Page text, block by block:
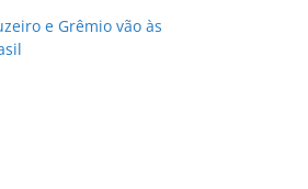
e Grêmio vão às